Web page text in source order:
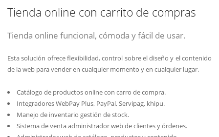
Tienda online con carrito de compras
Tienda online funcional, cómoda y fácil de usar.
Esta solución ofrece flexibilidad, control sobre el diseño y el contenido
de la web para vender en cualquier momento y en cualquier lugar.
Catálogo de productos online con carro de compra.
Integradores WebPay Plus, PayPal, Servipag, khipu.
Manejo de inventario gestión de stock.
Sistema de venta administrador web de clientes y órdenes.